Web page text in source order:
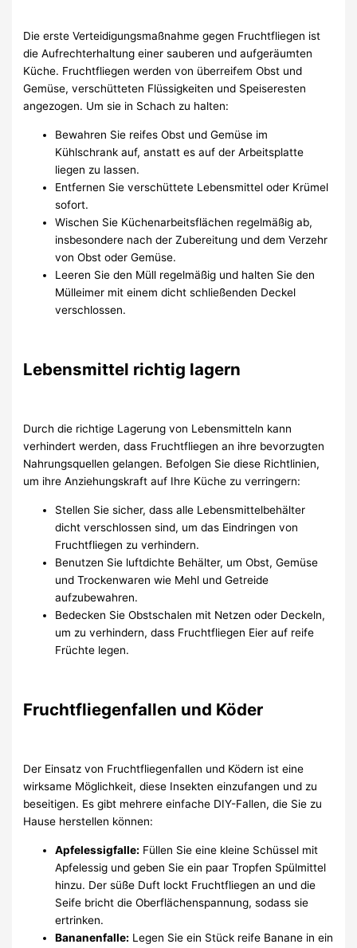
Die erste Verteidigungsmaßnahme gegen Fruchtfliegen ist
die Aufrechterhaltung einer sauberen und aufgeräumten
Küche. Fruchtfliegen werden von überreifem Obst und
Gemüse, verschütteten Flüssigkeiten und Speiseresten
angezogen. Um sie in Schach zu halten:
Bewahren Sie reifes Obst und Gemüse im
Kühlschrank auf, anstatt es auf der Arbeitsplatte
liegen zu lassen.
Entfernen Sie verschüttete Lebensmittel oder Krümel
sofort.
Wischen Sie Küchenarbeitsflächen regelmäßig ab,
insbesondere nach der Zubereitung und dem Verzehr
von Obst oder Gemüse.
Leeren Sie den Müll regelmäßig und halten Sie den
Mülleimer mit einem dicht schließenden Deckel
verschlossen.
Lebensmittel richtig lagern
Durch die richtige Lagerung von Lebensmitteln kann
verhindert werden, dass Fruchtfliegen an ihre bevorzugten
Nahrungsquellen gelangen. Befolgen Sie diese Richtlinien,
um ihre Anziehungskraft auf Ihre Küche zu verringern:
Stellen Sie sicher, dass alle Lebensmittelbehälter
dicht verschlossen sind, um das Eindringen von
Fruchtfliegen zu verhindern.
Benutzen Sie luftdichte Behälter, um Obst, Gemüse
und Trockenwaren wie Mehl und Getreide
aufzubewahren.
Bedecken Sie Obstschalen mit Netzen oder Deckeln,
um zu verhindern, dass Fruchtfliegen Eier auf reife
Früchte legen.
Fruchtfliegenfallen und Köder
Der Einsatz von Fruchtfliegenfallen und Ködern ist eine
wirksame Möglichkeit, diese Insekten einzufangen und zu
beseitigen. Es gibt mehrere einfache DIY-Fallen, die Sie zu
Hause herstellen können:
Apfelessigfalle: Füllen Sie eine kleine Schüssel mit
Apfelessig und geben Sie ein paar Tropfen Spülmittel
hinzu. Der süße Duft lockt Fruchtfliegen an und die
Seife bricht die Oberflächenspannung, sodass sie
ertrinken.
Bananenfalle: Legen Sie ein Stück reife Banane in ein